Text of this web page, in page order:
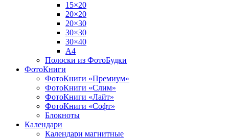
15×20
20×20
20×30
30×30
30×40
A4
Полоски из ФотоБудки
ФотоКниги
ФотоКниги «Премиум»
ФотоКниги «Слим»
ФотоКниги «Лайт»
ФотоКниги «Софт»
Блокноты
Календари
Календари магнитные